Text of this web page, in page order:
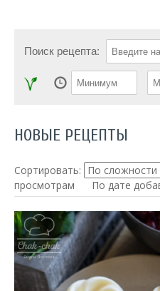
Поиск рецепта:
НОВЫЕ РЕЦЕПТЫ
Сортировать:
просмотрам
По дате